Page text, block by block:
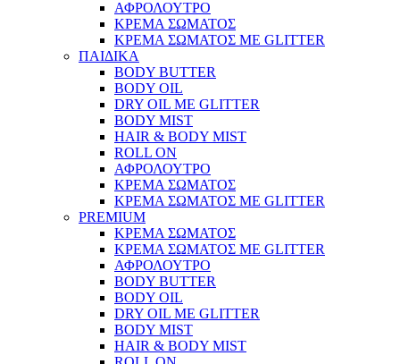
ΑΦΡΟΛΟΥΤΡΟ
ΚΡΕΜΑ ΣΩΜΑΤΟΣ
ΚΡΕΜΑ ΣΩΜΑΤΟΣ ΜΕ GLITTER
ΠΑΙΔΙΚΑ
BODY BUTTER
BODY OIL
DRY OIL ΜΕ GLITTER
BODY MIST
HAIR & BODY MIST
ROLL ON
ΑΦΡΟΛΟΥΤΡΟ
ΚΡΕΜΑ ΣΩΜΑΤΟΣ
ΚΡΕΜΑ ΣΩΜΑΤΟΣ ΜΕ GLITTER
PREMIUM
ΚΡΕΜΑ ΣΩΜΑΤΟΣ
ΚΡΕΜΑ ΣΩΜΑΤΟΣ ΜΕ GLITTER
ΑΦΡΟΛΟΥΤΡΟ
BODY BUTTER
BODY OIL
DRY OIL ΜΕ GLITTER
BODY MIST
HAIR & BODY MIST